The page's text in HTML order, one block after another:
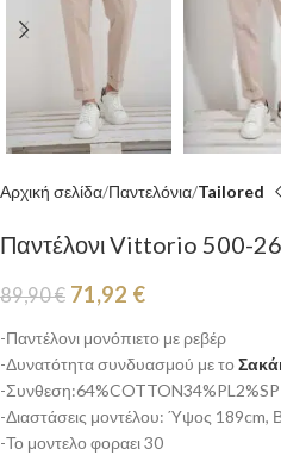
Αρχική σελίδα Παντελόνια Tailored
Παντέλονι Vittorio 500-
89,90€ 71,92 €
-Παντέλονι μονόπιετο με ρεβέρ
-Δυνατότητα συνδυασμού με το
-Συνθεση:64%COTTON34%PL2%SP
-Διαστάσεις μοντέλου: Ύψος 189cm,
-Το μοντελο φοραει 30